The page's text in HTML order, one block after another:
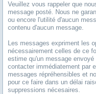
Veuillez vous rappeler que
message posté. Nous ne
ou encore l'utilité d'aucun
contenu d'aucun message.
Les messages expriment les
nécessairement celles de ce
estime qu'un message
contacter immédiatement par
messages répréhensibles et
pour ce faire dans un délai
suppressions nécesaires.